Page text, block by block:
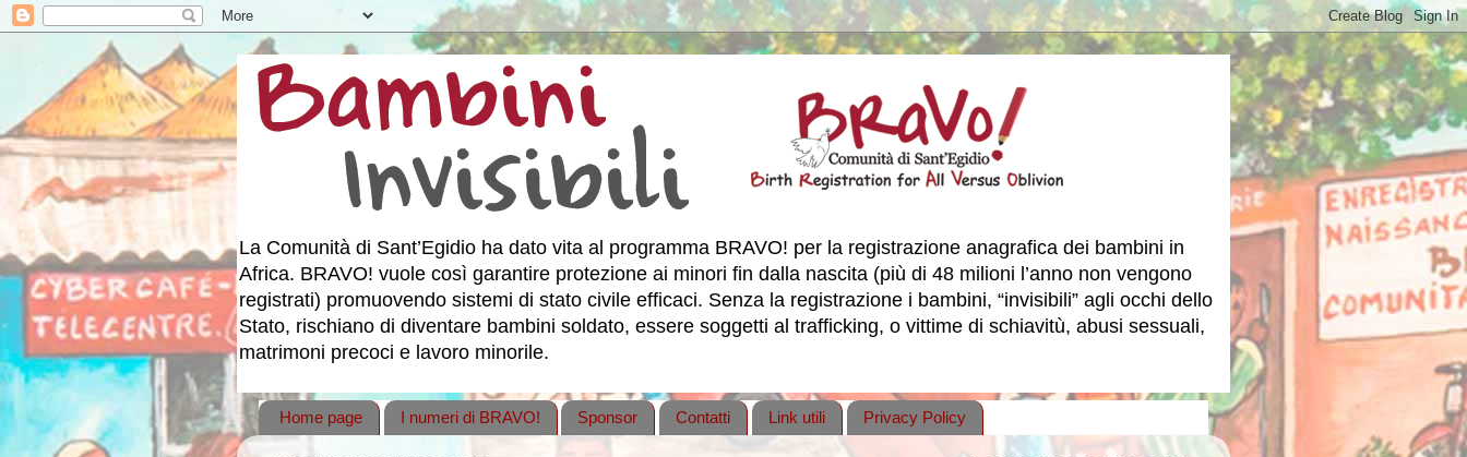
La Comunità di Sant’Egidio ha dato vita al programma BRAVO! per la registrazione anagrafica dei bambini in
Africa. BRAVO! vuole così garantire protezione ai minori fin dalla nascita (più di 48 milioni l’anno non vengono
registrati) promuovendo sistemi di stato civile efficaci. Senza la registrazione i bambini, “invisibili” agli occhi dello
Stato, rischiano di diventare bambini soldato, essere soggetti al trafficking, o vittime di schiavitù, abusi sessuali,
matrimoni precoci e lavoro minorile.
Home page I numeri di BRAVO! Sponsor Contatti Link utili Privacy Policy